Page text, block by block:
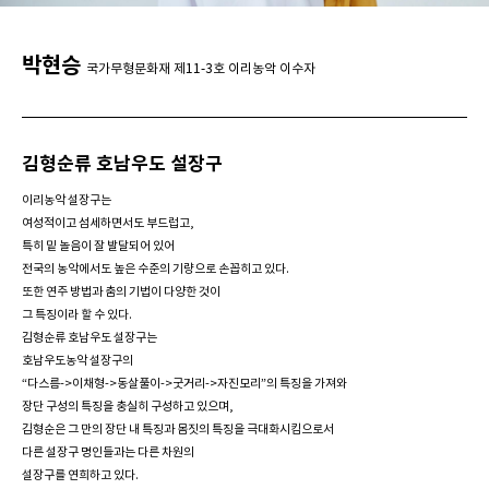
박현승 국가무형문화재 제11-3호 이리농악 이수자
김형순류 호남우도 설장구
이리농악 설장구는
여성적이고 섬세하면서도 부드럽고,
특히 밑 놀음이 잘 발달되어 있어
전국의 농악에서도 높은 수준의 기량으로 손꼽히고 있다.
또한 연주 방법과 춤의 기법이 다양한 것이
그 특징이라 할 수 있다.
김형순류 호남우도 설장구는
호남우도농악 설장구의
“다스름->이채형->동살풀이->굿거리->자진모리”의 특징을 가져와
장단 구성의 특징을 충실히 구성하고 있으며,
김형순은 그 만의 장단 내 특징과 몸짓의 특징을 극대화시킴으로서
다른 설장구 명인들과는 다른 차원의
설장구를 연희하고 있다.